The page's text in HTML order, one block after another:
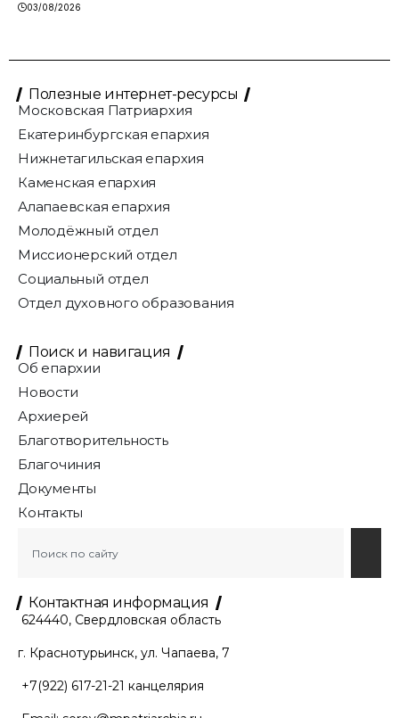
03/08/2026
Полезные интернет-ресурсы
Московская Патриархия
Екатеринбургская епархия
Нижнетагильская епархия
Каменская епархия
Алапаевская епархия
Молодёжный отдел
Миссионерский отдел
Социальный отдел
Отдел духовного образования
Поиск и навигация
Об епархии
Новости
Архиерей
Благотворительность
Благочиния
Документы
Контакты
Контактная информация
624440, Свердловская область
г. Краснотурьинск, ул. Чапаева, 7
+7(922) 617-21-21 канцелярия